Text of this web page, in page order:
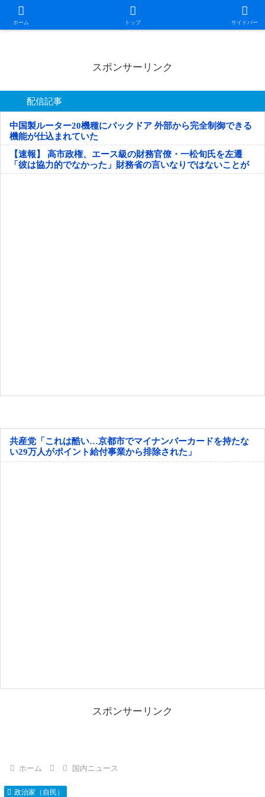
ホーム トップ サイドバー
日本第一！ニュース録
スポンサーリンク
配信記事
中国製ルーター20機種にバックドア 外部から完全制御できる
機能が仕込まれていた
【速報】 高市政権、エース級の財務官僚・一松旬氏を左遷
「彼は協力的でなかった」財務省の言いなりではないことが
判明
共産党「これは酷い…京都市でマイナンバーカードを持たな
い29万人がポイント給付事業から排除された」
スポンサーリンク
ホーム 国内ニュース
政治家（自民）